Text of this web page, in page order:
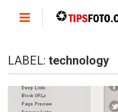
LABEL:technology